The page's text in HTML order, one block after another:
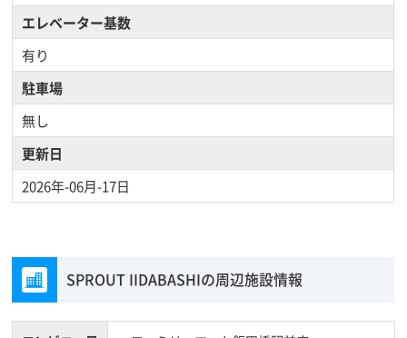
エレベーター基数
有り
駐車場
無し
更新日
2026年-06月-17日
SPROUT IIDABASHIの周辺施設情報